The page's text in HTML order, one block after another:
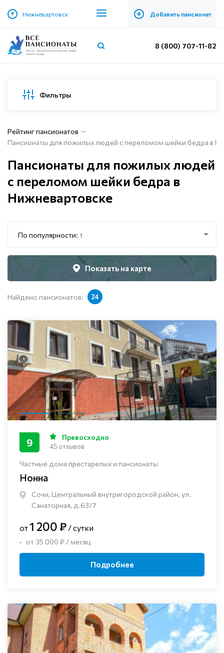
Нижневартовск + Добавить пансионат
8 (800) 707-11-82
Фильтры
Рейтинг пансионатов
Пансионаты для пожилых людей с переломом шейки бедра в
Пансионаты для пожилых людей
с переломом шейки бедра в
Нижневартовске
По популярности: ↑
Показать на карте
Найдено пансионатов: 24
Частные дома престарелых и пансионаты
Нонна
Сочи, Центральный внутригородской район, ул.
Санаторная, д.63/7
9 Превосходно
45 отзывов
от1 200 ₽ / сутки
от 35 000 ₽ / месяц
Подробнее